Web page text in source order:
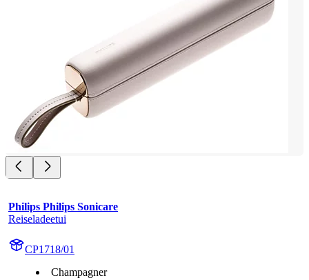
Philips Philips Sonicare
Reiseladeetui
CP1718/01
Champagner